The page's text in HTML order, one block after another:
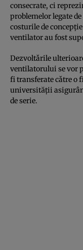
consecrate, ci
problemelor legate
costurile de
ventilator au fost
Dezvoltǎrile
ventilatorului se vor
fi transferate cǎtre o
universităţii
de serie.